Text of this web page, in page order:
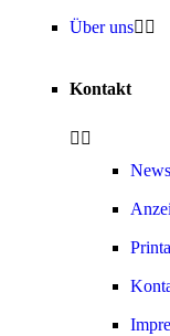
Über uns
Kontakt